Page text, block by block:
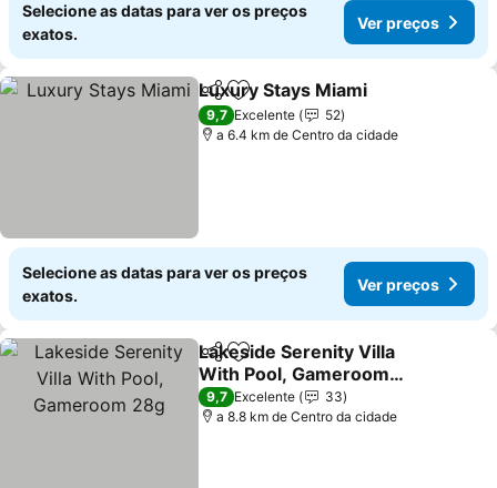
Selecione as datas para ver os preços
exatos.
Ver preços
PartilharAdicionar aos favoritos
Luxury Stays Miami
9,7 Excelente
52
a 6.4 km de Centro da cidade
Selecione as datas para ver os preços
exatos.
Ver preços
PartilharAdicionar aos favoritos
Lakeside Serenity Villa
With Pool, Gameroom
28g
Ver preços
9,7 Excelente
33
a 8.8 km de Centro da cidade